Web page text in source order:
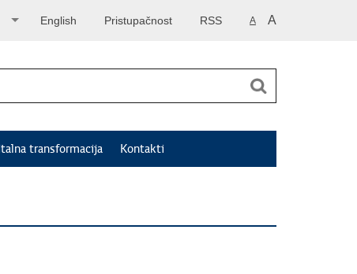
A A
RSS
Pristupačnost
English
transformacija Kontakti